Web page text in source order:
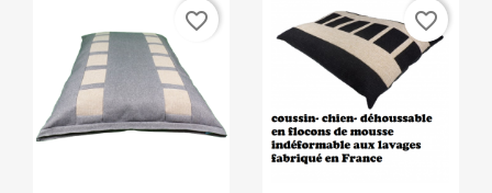
favorite_border favorite_border